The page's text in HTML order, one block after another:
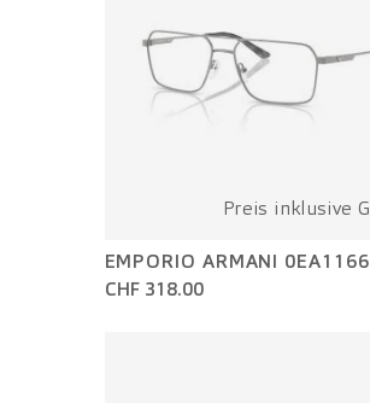
Preis inklusive
EMPORIO ARMANI 0EA1166
CHF 318.00